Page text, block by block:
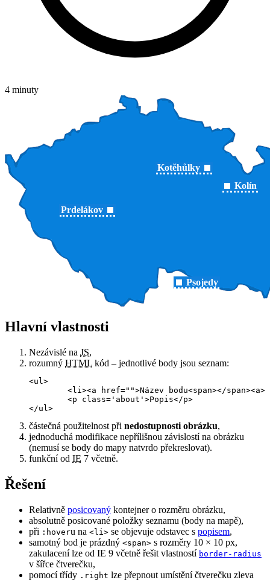
4 minuty
Prdelákov
Psojedy
Kolín
Kotěhůlky
Hlavní vlastnosti
Nezávislé na JS,
rozumný HTML kód – jednotlivé body jsou seznam:
<ul>
</ul>
částečná použitelnost při nedostupnosti obrázku,
jednoduchá modifikace nepřílišnou závislostí na obrázku
(nemusí se body do mapy natvrdo překreslovat).
funkční od IE 7 včetně.
Řešení
Relativně posicovaný kontejner o rozměru obrázku,
absolutně posicované položky seznamu (body na mapě),
při :hoveru na <li> se objevuje odstavec s popisem,
samotný bod je prázdný <span> s rozměry 10 × 10 px,
zakulacení lze od IE 9 včetně řešit vlastností border-radius
v šířce čtverečku,
pomocí třídy .right lze přepnout umístění čtverečku zleva